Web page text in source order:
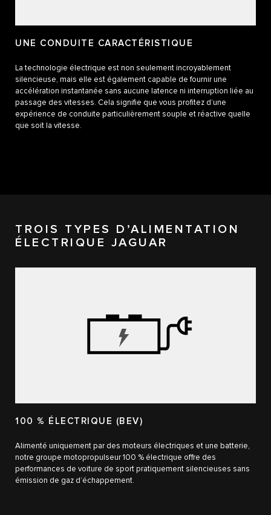
UNE CONDUITE CARACTÉRISTIQUE
La technologie électrique est non seulement incroyablement
silencieuse, mais elle est également capable de fournir une
accélération instantanée sans aucune latence ni interruption liée au
passage des vitesses. Cela signifie que vous profitez d’une
expérience de conduite particulièrement souple et réactive quelle
que soit la vitesse.
TROIS TYPES D’ALIMENTATION
ÉLECTRIQUE JAGUAR
100 % ÉLECTRIQUE (BEV)
Alimenté uniquement par des moteurs électriques et une batterie,
notre groupe motopropulseur 100 % électrique offre des
performances de voiture de sport pratiquement silencieuses sans
émission de gaz d’échappement.